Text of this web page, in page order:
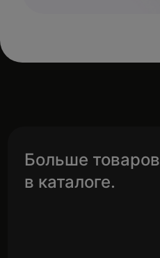
Больше товаров
в каталоге.